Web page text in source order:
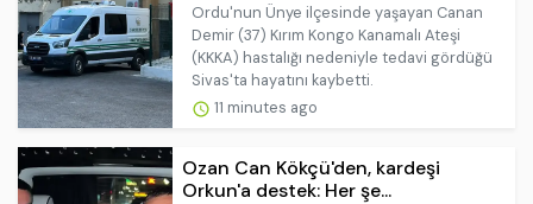
Ordu'nun Ünye ilçesinde yaşayan Canan
Demir (37) Kırım Kongo Kanamalı Ateşi
(KKKA) hastalığı nedeniyle tedavi gördüğü
Sivas'ta hayatını kaybetti.
11 minutes ago
Ozan Can Kökçü'den, kardeşi
Orkun'a destek: Her şe...